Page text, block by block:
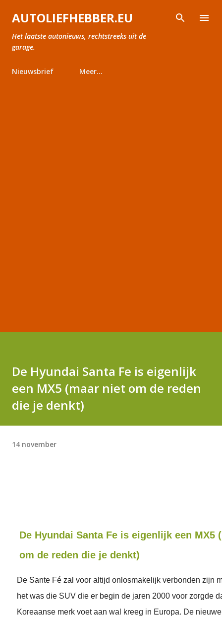
Doorgaan naar hoofdcontent
AUTOLIEFHEBBER.EU
Het laatste autonieuws, rechtstreeks uit de
garage.
Nieuwsbrief Meer…
De Hyundai Santa Fe is eigenlijk
een MX5 (maar niet om de reden
die je denkt)
14 november
De Hyundai Santa Fe is eigenlijk een MX5
om de reden die je denkt)
De Sante Fé zal voor altijd onlosmakelijk verbonden zijn
het was die SUV die er begin de jaren 2000 voor zorgde
Koreaanse merk voet aan wal kreeg in Europa. De